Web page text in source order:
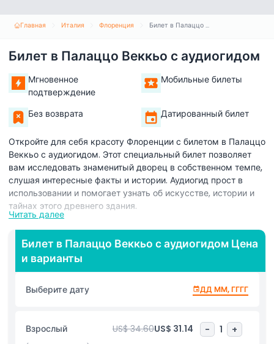
Главная Италия Флоренция Билет в Палаццо Веккьо с аудиогидом
Билет в Палаццо Веккьо с аудиогидом
Мгновенное
подтверждение
Мобильные билеты
Без возврата Датированный билет
Откройте для себя красоту Флоренции с билетом в Палаццо
Веккьо с аудиогидом. Этот специальный билет позволяет
вам исследовать знаменитый дворец в собственном темпе,
слушая интересные факты и истории. Аудиогид прост в
использовании и помогает узнать об искусстве, истории и
тайнах этого древнего здания.
Билет в Палаццо Веккьо с аудиогидом дает полный доступ
к одному из самых важных объектов Флоренции. Вы
увидите великолепные комнаты, красивые картины и
исторические украшения. Аудиогид объясняет всё
посетителей всех возрастов.
нужно беспокоиться о присоединении к большой группе или
Читать далее
Билет в Палаццо Веккьо с аудиогидом Цена
и варианты
Выберите дату ДД ММ, ГГГГ
Взрослый US$ 34.60US$ 31.14 - 1 +